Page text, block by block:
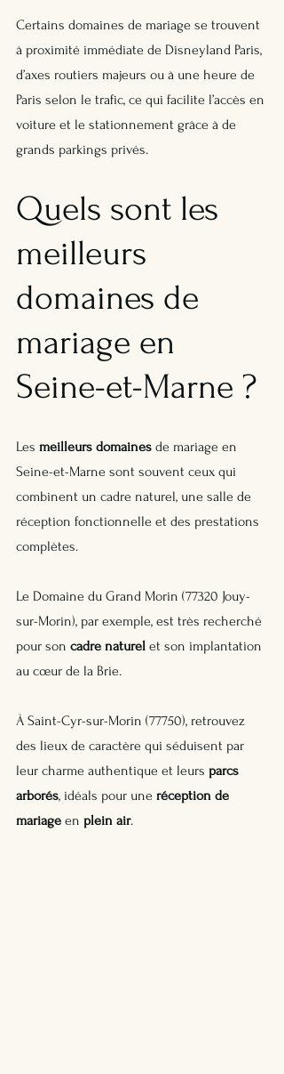
Certains domaines de mariage se trouvent
à proximité immédiate de Disneyland Paris,
d’axes routiers majeurs ou à une heure de
Paris selon le trafic, ce qui facilite l’accès en
voiture et le stationnement grâce à de
grands parkings privés.
Quels sont les
meilleurs
domaines de
mariage en
Seine-et-Marne ?
Les meilleurs domaines de mariage en
Seine-et-Marne sont souvent ceux qui
combinent un cadre naturel, une salle de
réception fonctionnelle et des prestations
complètes.
Le Domaine du Grand Morin (77320 Jouy-
sur-Morin), par exemple, est très recherché
pour son cadre naturel et son implantation
au cœur de la Brie.
À Saint-Cyr-sur-Morin (77750), retrouvez
des lieux de caractère qui séduisent par
leur charme authentique et leurs parcs
arborés, idéals pour une réception de
mariage en plein air.